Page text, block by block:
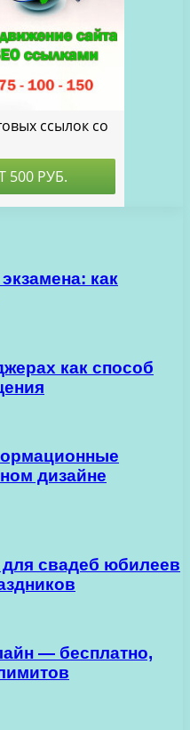
как
как способ
дизайне
свадеб юбилеев
— бесплатно,